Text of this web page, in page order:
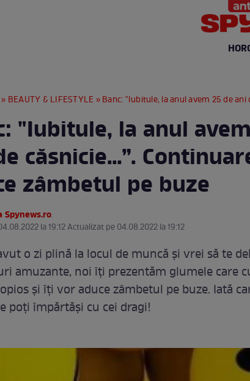
» BEAUTY & LIFESTYLE » Banc: "Iubitule, la anul avem 25 de ani de căsnicie…”.
"Iubitule, la anul
căsnicie…”.
zâmbetul pe buze
Spynews.ro.
la 19:12 Actualizat pe 04.08.2022 la 19:12
o zi plină la locul de muncă și vrei să te
amuzante, noi îți prezentăm glumele care
și îți vor aduce zâmbetul pe buze. Iată
poți împărtăși cu cei dragi!